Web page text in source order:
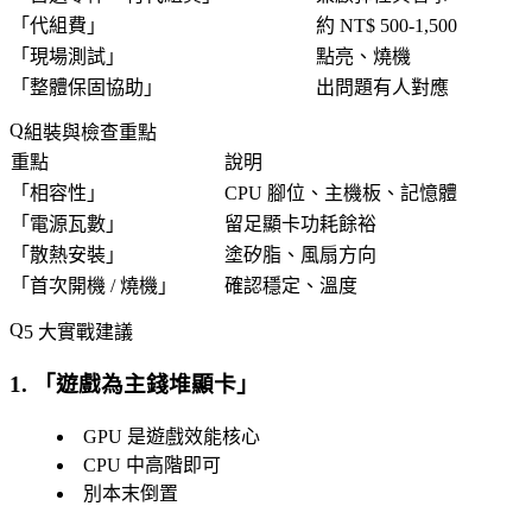
「 代組費 」
約 NT$ 500-1,500
「 現場測試 」
點亮、燒機
「 整體保固協助 」 出問題有人對應
組裝與檢查重點
重點
說明
「 相容性 」
CPU 腳位、主機板、記憶體
「 電源瓦數 」
留足顯卡功耗餘裕
「 散熱安裝 」
塗矽脂、風扇方向
「 首次開機 / 燒機 」 確認穩定、溫度
5 大實戰建議
1. 「遊戲為主錢堆顯卡 」
GPU 是遊戲效能核心
CPU 中高階即可
別本末倒置